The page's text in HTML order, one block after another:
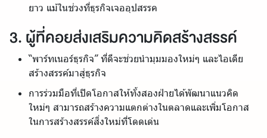
ยาว แม้ในช่วงที่ธุรกิจเจออุปสรรค
3. ผู้ที่คอยส่งเสริมความคิดสร้างสรรค์
“พาร์ทเนอร์ธุรกิจ” ที่ดีจะช่วยนำมุมมองใหม่ๆ และไอเดีย
สร้างสรรค์มาสู่ธุรกิจ
การร่วมมือที่เปิดโอกาสให้ทั้งสองฝ่ายได้พัฒนาแนวคิด
ใหม่ๆ สามารถสร้างความแตกต่างในตลาดและเพิ่มโอกาส
ในการสร้างสรรค์สิ่งใหม่ที่โดดเด่น